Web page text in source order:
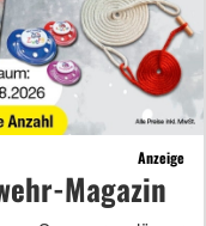
Anzeige
Magazin